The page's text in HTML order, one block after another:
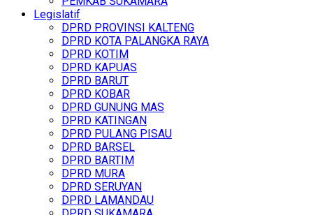
Legislatif
DPRD PROVINSI KALTENG
DPRD KOTA PALANGKA RAYA
DPRD KOTIM
DPRD KAPUAS
DPRD BARUT
DPRD KOBAR
DPRD GUNUNG MAS
DPRD KATINGAN
DPRD PULANG PISAU
DPRD BARSEL
DPRD BARTIM
DPRD MURA
DPRD SERUYAN
DPRD LAMANDAU